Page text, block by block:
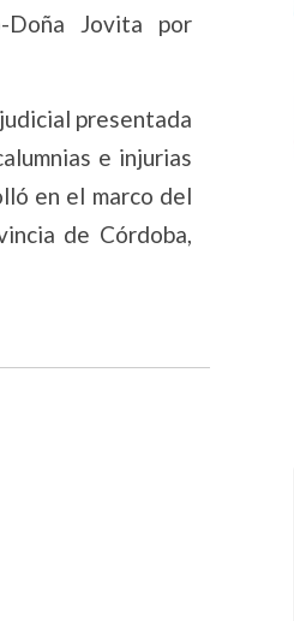
Doña Jovita por
presentada
e injurias
en el marco del
de Córdoba,